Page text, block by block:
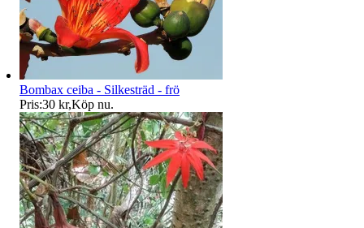
Bombax ceiba - Silkesträd - frö
Pris:30 kr,Köp nu.